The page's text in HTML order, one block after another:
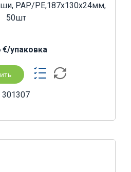
PAP/PE,187x130x24мм,
50шт
€/yпаковка
301307